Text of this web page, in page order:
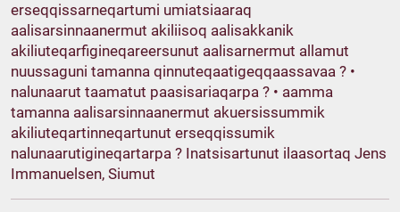
erseqqissarneqartumi umiatsiaaraq
aalisarsinnaanermut akiliisoq aalisakkanik
akiliuteqarfigineqareersunut aalisarnermut allamut
nuussaguni tamanna qinnuteqaatigeqqaassavaa ? •
nalunaarut taamatut paasisariaqarpa ? • aamma
tamanna aalisarsinnaanermut akuersissummik
akiliuteqartinneqartunut erseqqissumik
nalunaarutigineqartarpa ? Inatsisartunut ilaasortaq Jens
Immanuelsen, Siumut